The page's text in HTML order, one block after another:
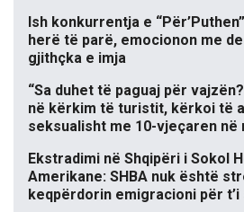
Ish konkurrentja e
herë të parë, emocionon me
gjithçka e imja
“Sa duhet të paguaj për
në kërkim të turistit, kërkoi të
seksualisht me 10-vjeçaren në
Ekstradimi në Shqipëri i Sokol
Amerikane: SHBA nuk është
keqpërdorin emigracioni për